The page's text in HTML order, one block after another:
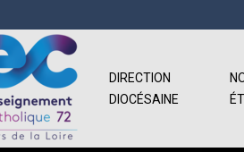
DIRECTION
DIOCÉSAINE